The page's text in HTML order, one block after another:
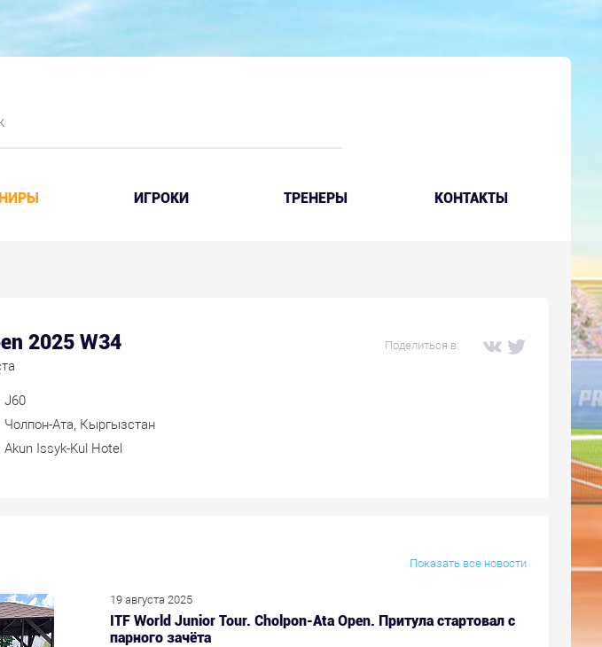
ИГРОКИ ТРЕНЕРЫ КОНТАКТЫ
Поделиться в:
2025 W34
J60
Чолпон-Ата, Кыргызстан
Akun Issyk-Kul Hotel
Показать все новости
19 августа 2025
ITF World Junior Tour. Cholpon-Ata Open. Притула стартовал с
парного зачёта